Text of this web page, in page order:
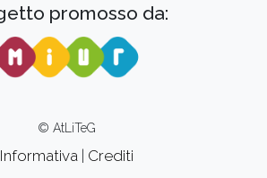
promosso da:
© AtLiTeG
Informativa| Crediti